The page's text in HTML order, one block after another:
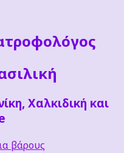
Χαλκιδική και